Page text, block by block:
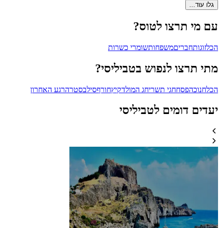
גלו עוד...
עם מי תרצו לטוס?
הכלזוגותחבריםמשפחותשומרי כשרות
מתי תרצו לנפוש בטביליסי?
הכלחנוכהפסחחגי תשריחג המולדקיץחורףסילבסטרהרגע האחרון
יעדים דומים לטביליסי